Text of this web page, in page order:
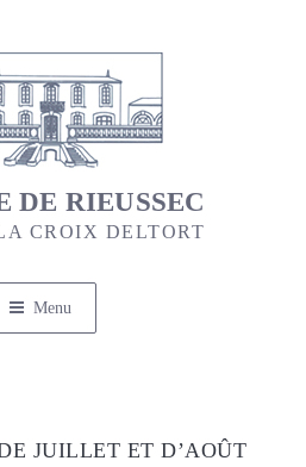
DE RIEUSSEC
CROIX DELTORT
Menu
JUILLET ET D’AOÛT